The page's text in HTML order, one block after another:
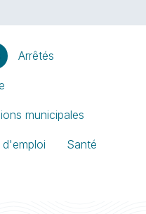
Arrêtés
municipales
Santé